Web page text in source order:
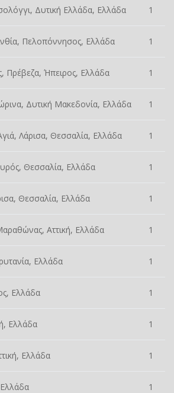
Δυτική Ελλάδα, Ελλάδα 1
Πελοπόννησος, Ελλάδα 1
Πρέβεζα, Ήπειρος, Ελλάδα 1
Δυτική Μακεδονία, Ελλάδα 1
Λάρισα, Θεσσαλία, Ελλάδα 1
Θεσσαλία, Ελλάδα 1
Θεσσαλία, Ελλάδα 1
Αττική, Ελλάδα 1
Ελλάδα 1
Ελλάδα 1
Ελλάδα 1
Ελλάδα 1
1